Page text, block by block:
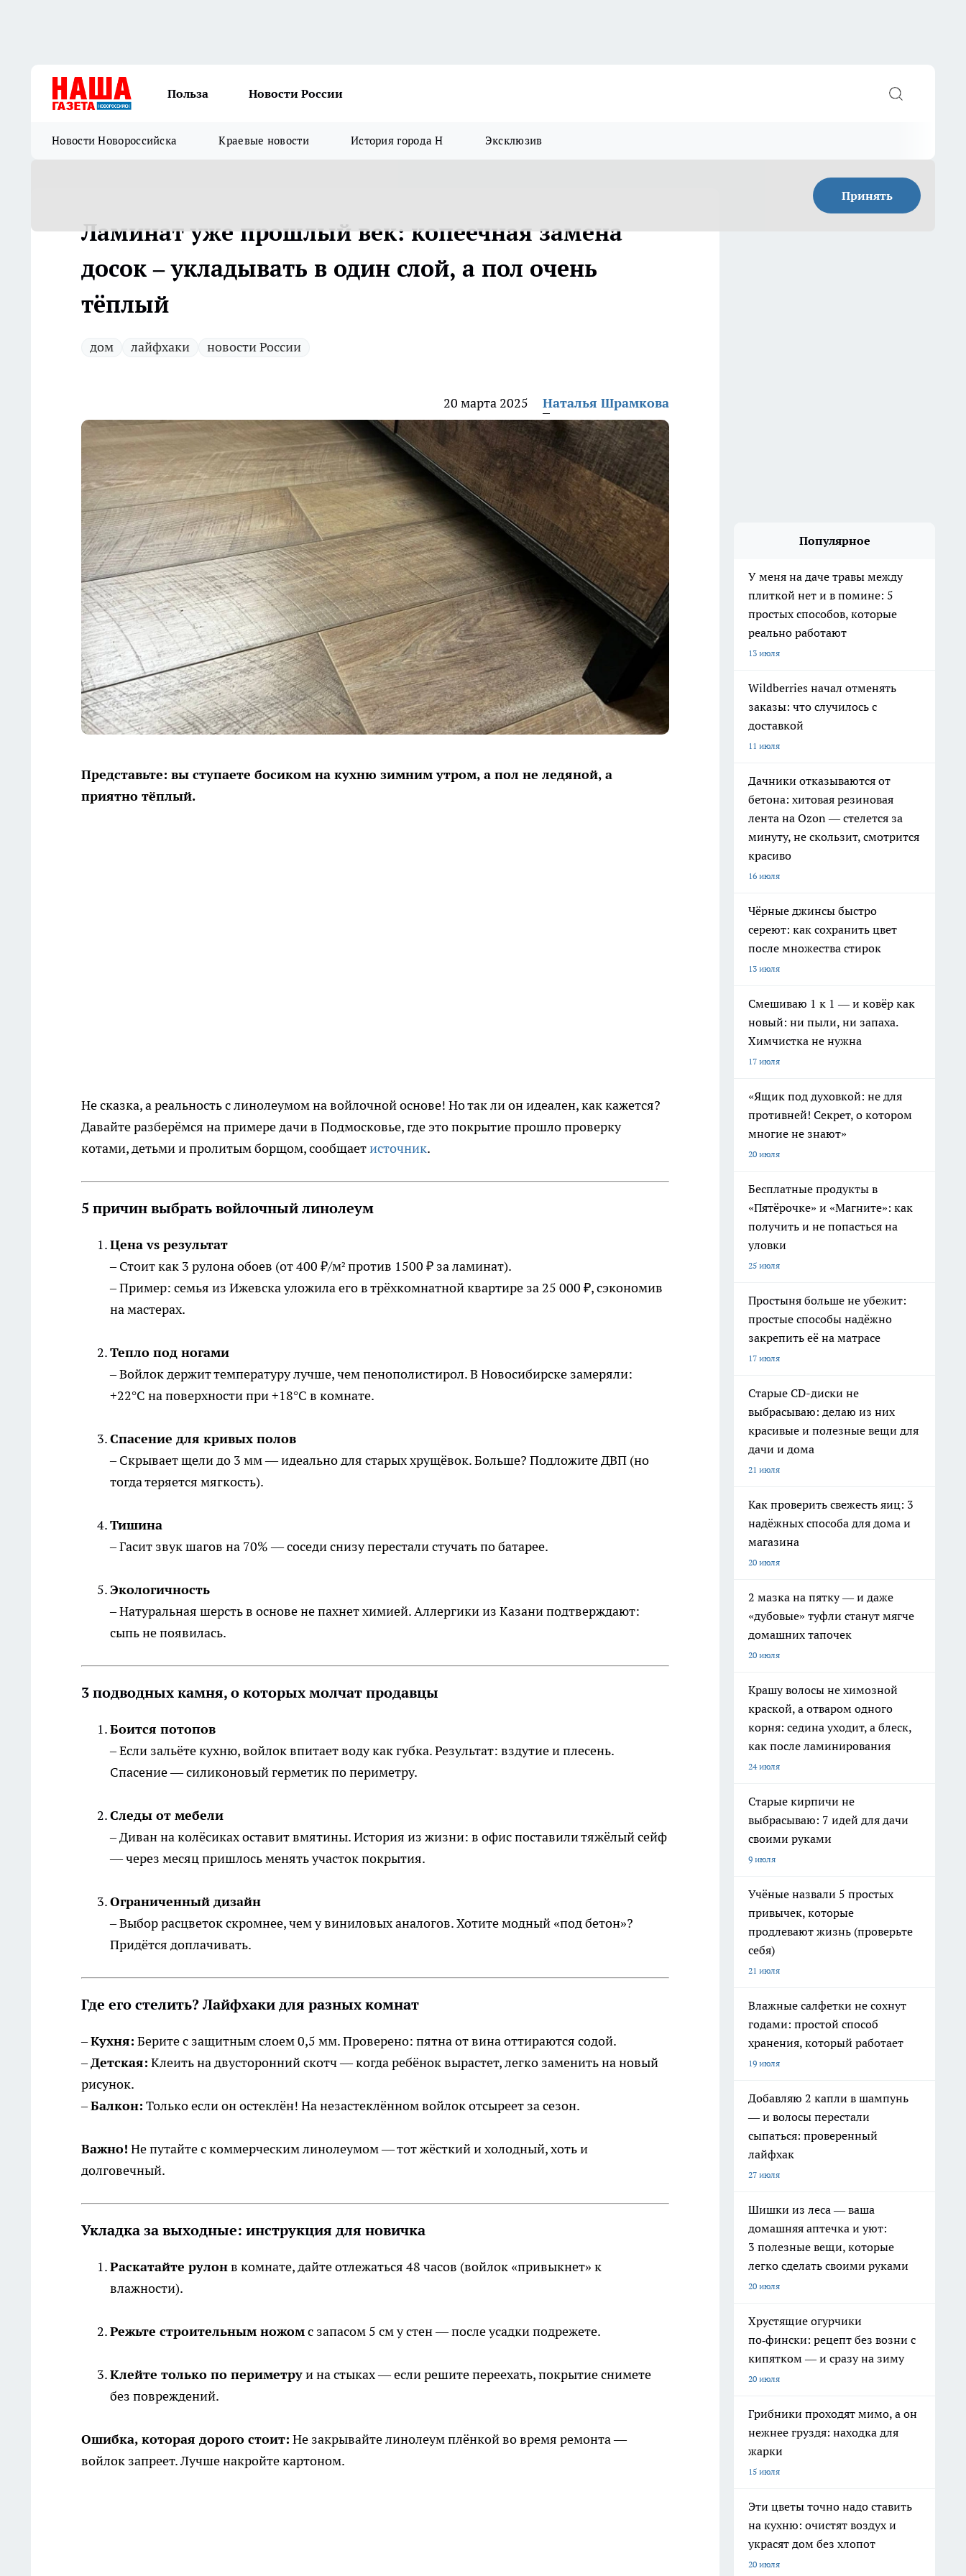
Польза Новости России
Новости Новороссийска Краевые новости История города Н Эксклюзив
Принять
Ламинат уже прошлый век: копеечная замена
досок – укладывать в один слой, а пол очень
тёплый
дом лайфхаки новости России
20 марта 2025 Наталья Шрамкова
Представьте: вы ступаете босиком на кухню зимним утром, а пол не ледяной, а
приятно тёплый.
Не сказка, а реальность с линолеумом на войлочной основе! Но так ли он идеален, как кажется?
Давайте разберёмся на примере дачи в Подмосковье, где это покрытие прошло проверку
котами, детьми и пролитым борщом, сообщаетисточник.
5 причин выбрать войлочный линолеум
Цена vs результат
– Стоит как 3 рулона обоев (от 400 ₽/м² против 1500 ₽ за ламинат).
– Пример: семья из Ижевска уложила его в трёхкомнатной квартире за 25 000 ₽, сэкономив
на мастерах.
Тепло под ногами
– Войлок держит температуру лучше, чем пенополистирол. В Новосибирске замеряли:
+22°C на поверхности при +18°C в комнате.
Спасение для кривых полов
– Скрывает щели до 3 мм — идеально для старых хрущёвок. Больше? Подложите ДВП (но
тогда теряется мягкость).
Тишина
– Гасит звук шагов на 70% — соседи снизу перестали стучать по батарее.
Экологичность
– Натуральная шерсть в основе не пахнет химией. Аллергики из Казани подтверждают:
сыпь не появилась.
3 подводных камня, о которых молчат продавцы
Боится потопов
– Если зальёте кухню, войлок впитает воду как губка. Результат: вздутие и плесень.
Спасение — силиконовый герметик по периметру.
Следы от мебели
– Диван на колёсиках оставит вмятины. История из жизни: в офис поставили тяжёлый сейф
— через месяц пришлось менять участок покрытия.
Ограниченный дизайн
– Выбор расцветок скромнее, чем у виниловых аналогов. Хотите модный «под бетон»?
Придётся доплачивать.
Где его стелить? Лайфхаки для разных комнат
–Кухня: Берите с защитным слоем 0,5 мм. Проверено: пятна от вина оттираются содой.
–Детская: Клеить на двусторонний скотч — когда ребёнок вырастет, легко заменить на новый
рисунок.
–Балкон: Только если он остеклён! На незастеклённом войлок отсыреет за сезон.
Важно! Не путайте с коммерческим линолеумом — тот жёсткий и холодный, хоть и
долговечный.
Укладка за выходные: инструкция для новичка
Раскатайте рулонв комнате, дайте отлежаться 48 часов (войлок «привыкнет» к
влажности).
Режьте строительным ножомс запасом 5 см у стен — после усадки подрежете.
Клейте только по периметруи на стыках — если решите переехать, покрытие снимете
без повреждений.
Ошибка, которая дорого стоит: Не закрывайте линолеум плёнкой во время ремонта —
войлок запреет. Лучше накройте картоном.
Популярное
У меня на даче травы между
плиткой нет и в помине: 5
простых способов, которые
реально работают
13 июля
Wildberries начал отменять
заказы: что случилось с
доставкой
11 июля
Дачники отказываются от
бетона: хитовая резиновая
лента на Ozon — стелется за
минуту, не скользит, смотрится
красиво
16 июля
Чёрные джинсы быстро
сереют: как сохранить цвет
после множества стирок
13 июля
Смешиваю 1 к 1 — и ковёр как
новый: ни пыли, ни запаха.
Химчистка не нужна
17 июля
«Ящик под духовкой: не для
противней! Секрет, о котором
многие не знают»
20 июля
Бесплатные продукты в
«Пятёрочке» и «Магните»: как
получить и не попасться на
уловки
25 июля
Простыня больше не убежит:
простые способы надёжно
закрепить её на матрасе
17 июля
Старые CD-диски не
выбрасываю: делаю из них
красивые и полезные вещи для
дачи и дома
21 июля
Как проверить свежесть яиц: 3
надёжных способа для дома и
магазина
20 июля
2 мазка на пятку — и даже
«дубовые» туфли станут мягче
домашних тапочек
20 июля
Крашу волосы не химозной
краской, а отваром одного
корня: седина уходит, а блеск,
как после ламинирования
24 июля
Старые кирпичи не
выбрасываю: 7 идей для дачи
своими руками
9 июля
Учёные назвали 5 простых
привычек, которые
продлевают жизнь (проверьте
себя)
21 июля
Влажные салфетки не сохнут
годами: простой способ
хранения, который работает
19 июля
Добавляю 2 капли в шампунь
— и волосы перестали
сыпаться: проверенный
лайфхак
27 июля
Шишки из леса — ваша
домашняя аптечка и уют:
3 полезные вещи, которые
легко сделать своими руками
20 июля
Хрустящие огурчики
по‑фински: рецепт без возни с
кипятком — и сразу на зиму
20 июля
Грибники проходят мимо, а он
нежнее груздя: находка для
жарки
15 июля
Эти цветы точно надо ставить
на кухню: очистят воздух и
украсят дом без хлопот
20 июля